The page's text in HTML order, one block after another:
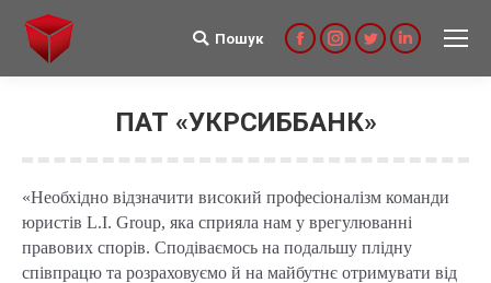
Search:
Пошук
FacebookInstagram
TwitterLinkedin
ПАТ «УКРСИББАНК»
«Необхідно відзначити високий професіоналізм команди
юристів L.I. Group, яка сприяла нам у врегулюванні
правових спорів. Сподіваємось на подальшу плідну
співпрацю та розраховуємо й на майбутнє отримувати від